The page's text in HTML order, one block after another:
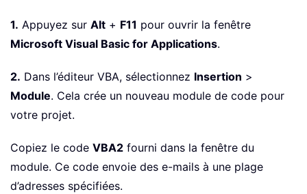
1. Appuyez sur Alt + F11 pour ouvrir la fenêtre
Microsoft Visual Basic for Applications.
2. Dans l’éditeur VBA, sélectionnez Insertion >
Module. Cela crée un nouveau module de code pour
votre projet.
Copiez le code VBA2 fourni dans la fenêtre du
module. Ce code envoie des e-mails à une plage
d’adresses spécifiées.